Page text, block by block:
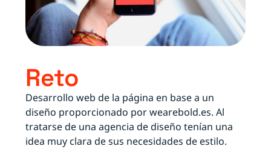
Reto
Desarrollo web de la página en base a un
diseño proporcionado por wearebold.es. Al
tratarse de una agencia de diseño tenían una
idea muy clara de sus necesidades de estilo.